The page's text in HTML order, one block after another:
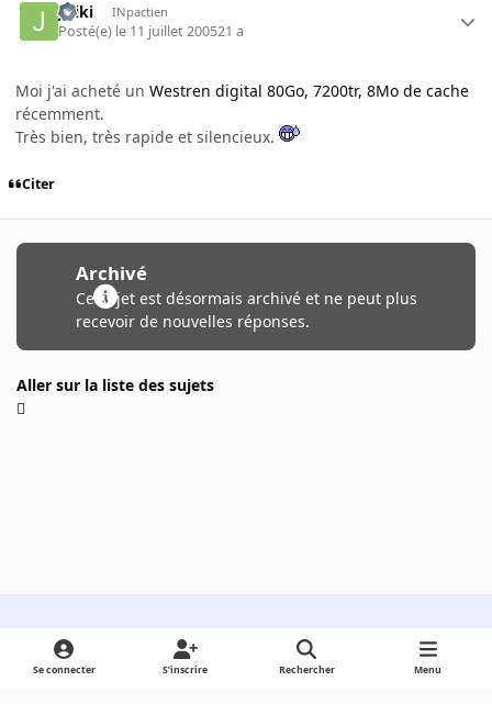
Jiriki INpactien
Posté(e) le 11 juillet 200521 a
Moi j'ai acheté un Westren digital 80Go, 7200tr, 8Mo de cache
récemment.
Très bien, très rapide et silencieux.
Citer
Archivé
Ce sujet est désormais archivé et ne peut plus
recevoir de nouvelles réponses.
Aller sur la liste des sujets
Light ModeDark ModeSystem Preference
Se connecter S’inscrire Rechercher Menu